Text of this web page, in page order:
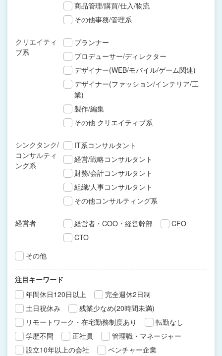
商品管理/購買/仕入/物流
その他事務/管理系
クリエイティ
ブ系
プランナー
プロデューサー/ディレクター
デザイナー(WEB/モバイル/ゲーム関連)
デザイナー(ファッション/インテリア/工
業)
製作/編集
その他 クリエイティブ系
シンクタンク/
コンサルティ
ング系
IT系コンサルタント
経営/戦略コンサルタント
財務/会計コンサルタント
組織/人事コンサルタント
その他コンサルティング系
経営者 経営者・COO・経営幹部
CFO
CTO
その他
注目キーワード
年間休日120日以上
完全週休2日制
土日祝休み
残業少なめ(20時間未満)
リモートワーク・在宅勤務制度あり
転勤なし
学歴不問
正社員
管理職・マネージャー
設立10年以上の会社
ベンチャー企業